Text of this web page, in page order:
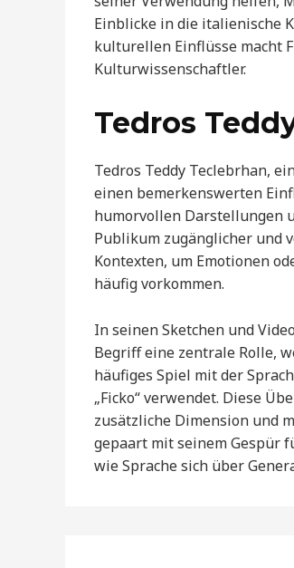
Einblicke in die italienische
kulturellen Einflüsse macht
Kulturwissenschaftler.
Tedros
Tedros Teddy Teclebrhan,
einen bemerkenswerten
humorvollen Darstellungen
Publikum zugänglicher und
Kontexten, um Emotionen
häufig vorkommen.
In seinen Sketchen und
Begriff eine zentrale Rolle,
häufiges Spiel mit der
„Ficko“ verwendet. Diese
zusätzliche Dimension und
gepaart mit seinem Gespür
wie Sprache sich über